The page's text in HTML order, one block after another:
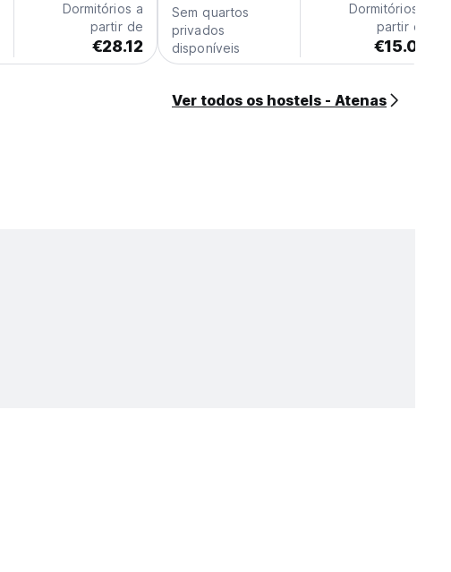
Dormitórios a
partir de
€28.12
Sem quartos
privados
disponíveis
Dormitórios a
partir de
€15.00
Ver todos os hostels - Atenas